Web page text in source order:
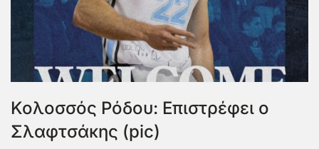
Κολοσσός Ρόδου: Επιστρέφει ο
Σλαφτσάκης (pic)